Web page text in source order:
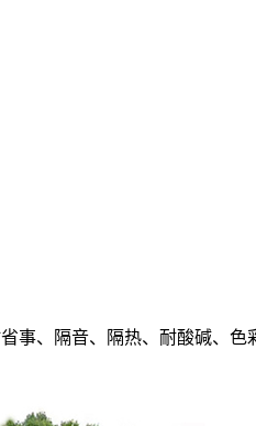
事、隔音、隔热、耐酸碱、色